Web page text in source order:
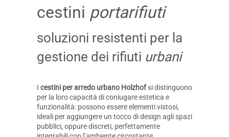
cestini portarifiuti
soluzioni resistenti per la
gestione dei rifiuti urbani
I cestini per arredo urbano Holzhofsi distinguono
per la loro capacità di coniugare estetica e
funzionalità: possono essere elementi vistosi,
ideali per aggiungere un tocco di design agli spazi
pubblici, oppure discreti, perfettamente